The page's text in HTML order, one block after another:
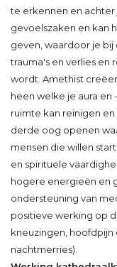
te erkennen en
gevoelszaken en kan
geven, waardoor je
trauma's en verlies en
wordt. Amethist
heen welke je aura en
ruimte kan reinigen
derde oog openen
mensen die willen
en spirituele
hogere energieën en
ondersteuning van
positieve werking op
kneuzingen, hoofdpijn
nachtmerries).